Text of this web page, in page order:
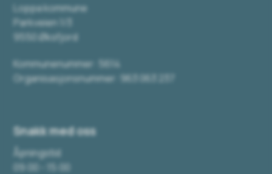
Loppa kommune
Parkveien 1/3
9550 Øksfjord
Kommunenummer: 5614
Organisasjonsnummer: 963 063 237
Snakk med oss
Åpningstid
09:00 - 15:00